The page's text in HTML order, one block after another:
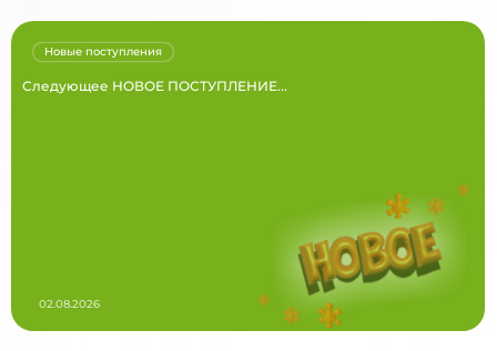
Следующее НОВОЕ ПОСТУПЛЕНИЕ...
Новые поступления
02.08.2026